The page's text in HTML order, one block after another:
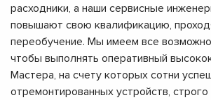
расходники, а наши сервисные
повышают свою квалификацию,
переобучение. Мы имеем все
чтобы выполнять оперативный
Мастера, на счету которых сотни
отремонтированных устройств,